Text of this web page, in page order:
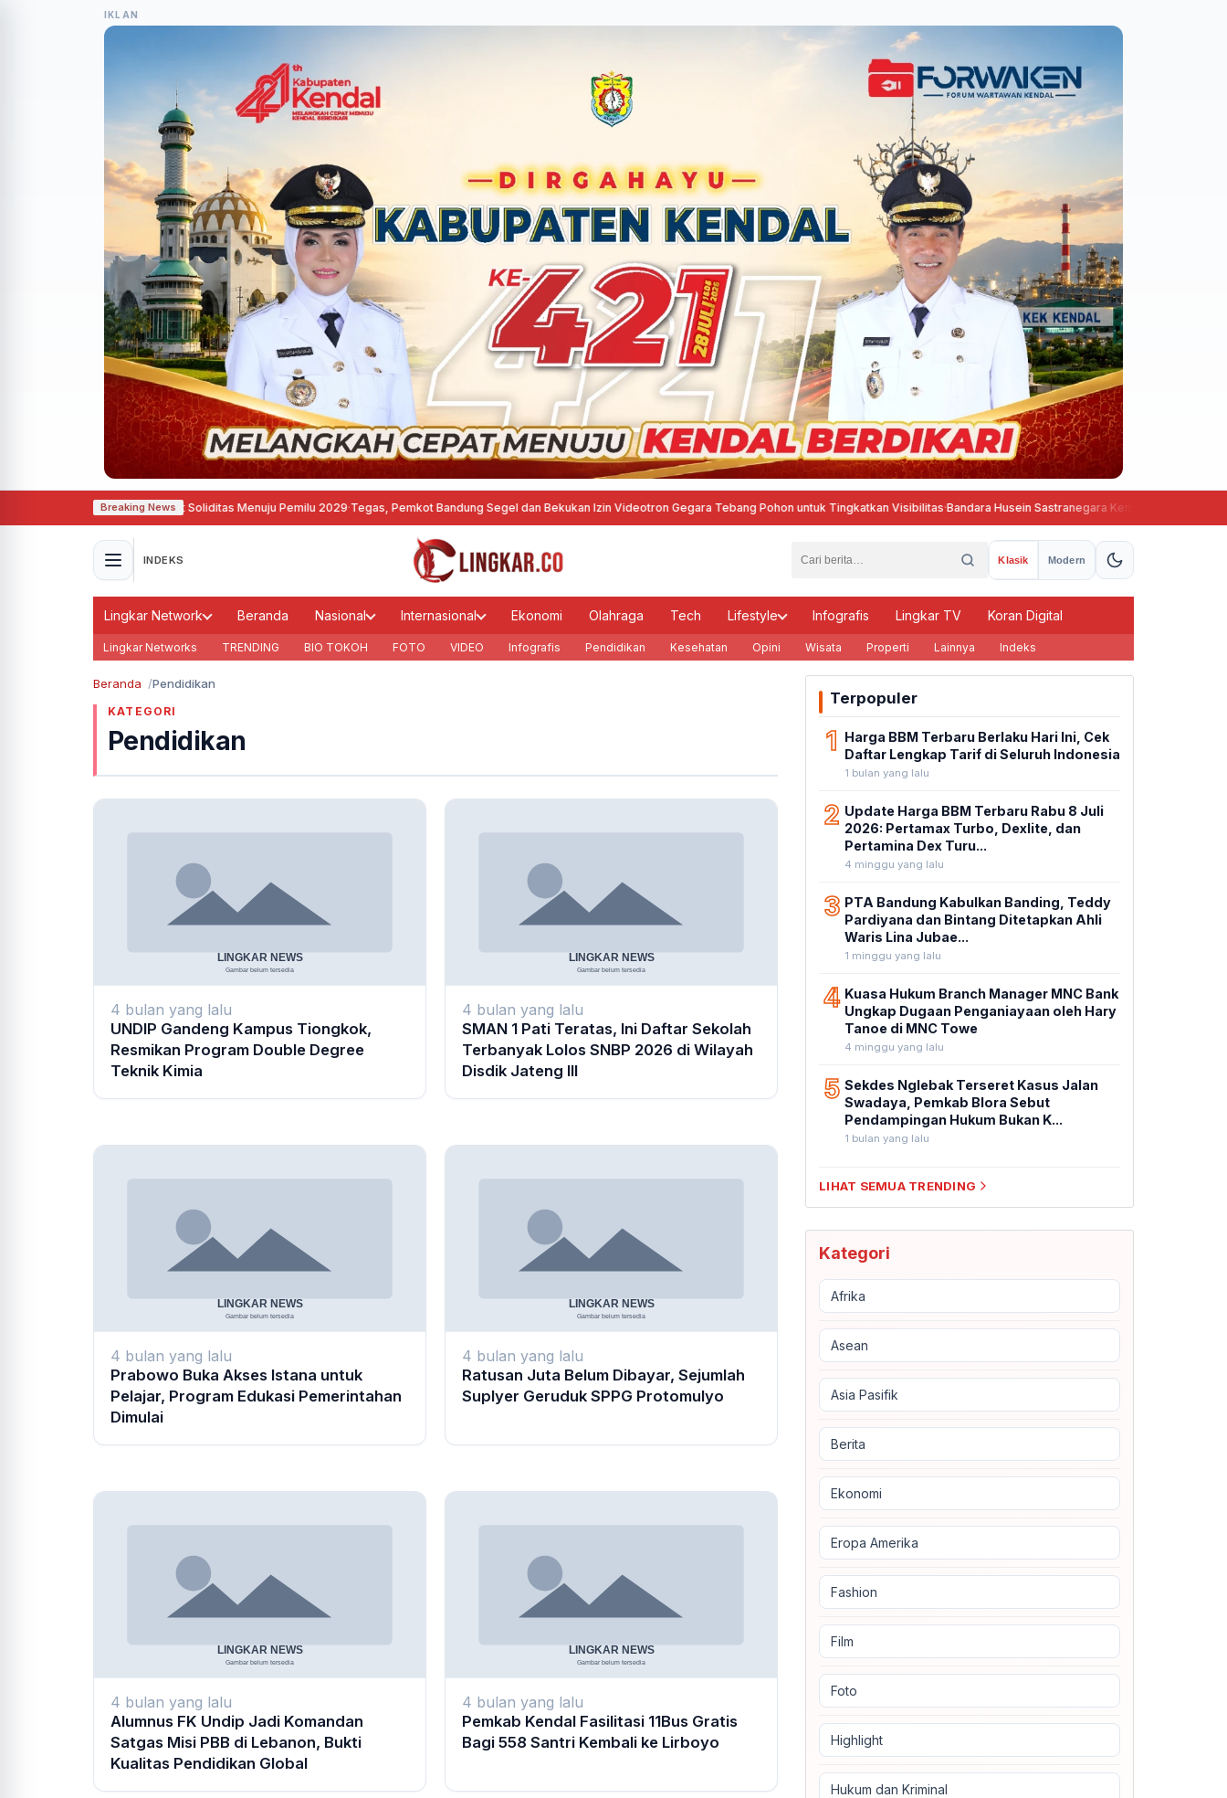
IKLAN
Breaking News
Semarang Perkuat Soliditas Menuju Pemilu 2029·Tegas, Pemkot Bandung Segel dan Bekukan Izin Videotron Gegara Tebang Pohon untuk Tingkatkan Visibilitas ·Bandara Husein Sastranegara Kembali Beroperasi, Wings
INDEKS Klasik Modern
Lingkar Network Beranda Nasional Internasional Ekonomi Olahraga Tech Lifestyle Infografis Lingkar TV Koran Digital
Lingkar Networks TRENDING BIO TOKOH FOTO VIDEO Infografis Pendidikan Kesehatan Opini Wisata Properti Lainnya Indeks
Beranda Pendidikan
KATEGORI
Pendidikan
4 bulan yang lalu
UNDIP Gandeng Kampus Tiongkok,
Resmikan Program Double Degree
Teknik Kimia
4 bulan yang lalu
SMAN 1 Pati Teratas, Ini Daftar Sekolah
Terbanyak Lolos SNBP 2026 di Wilayah
Disdik Jateng III
4 bulan yang lalu
Prabowo Buka Akses Istana untuk
Pelajar, Program Edukasi Pemerintahan
Dimulai
4 bulan yang lalu
Ratusan Juta Belum Dibayar, Sejumlah
Suplyer Geruduk SPPG Protomulyo
4 bulan yang lalu
Alumnus FK Undip Jadi Komandan
Satgas Misi PBB di Lebanon, Bukti
Kualitas Pendidikan Global
4 bulan yang lalu
Pemkab Kendal Fasilitasi 11Bus Gratis
Bagi 558 Santri Kembali ke Lirboyo
Terpopuler
1 Harga BBM Terbaru Berlaku Hari Ini, Cek
Daftar Lengkap Tarif di Seluruh Indonesia
1 bulan yang lalu
2 Update Harga BBM Terbaru Rabu 8 Juli
2026: Pertamax Turbo, Dexlite, dan
Pertamina Dex Turu...
4 minggu yang lalu
3 PTA Bandung Kabulkan Banding, Teddy
Pardiyana dan Bintang Ditetapkan Ahli
Waris Lina Jubae...
1 minggu yang lalu
4 Kuasa Hukum Branch Manager MNC Bank
Ungkap Dugaan Penganiayaan oleh Hary
Tanoe di MNC Towe
4 minggu yang lalu
5 Sekdes Nglebak Terseret Kasus Jalan
Swadaya, Pemkab Blora Sebut
Pendampingan Hukum Bukan K...
1 bulan yang lalu
LIHAT SEMUA TRENDING
Kategori
Afrika
Asean
Asia Pasifik
Berita
Ekonomi
Eropa Amerika
Fashion
Film
Foto
Highlight
Hukum dan Kriminal